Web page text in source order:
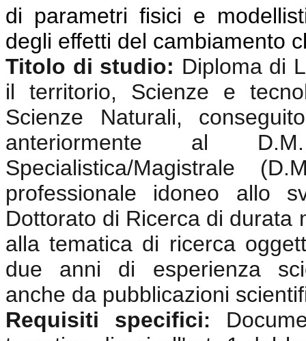
di parametri fisici e
degli effetti del cambiamento
Titolo di studio: Diploma di
il territorio, Scienze e
Scienze Naturali,
anteriormente al
Specialistica/Magistrale
professionale idoneo allo
Dottorato di Ricerca di durata
alla tematica di ricerca
due anni di esperienza
anche da pubblicazioni
Requisiti specifici: